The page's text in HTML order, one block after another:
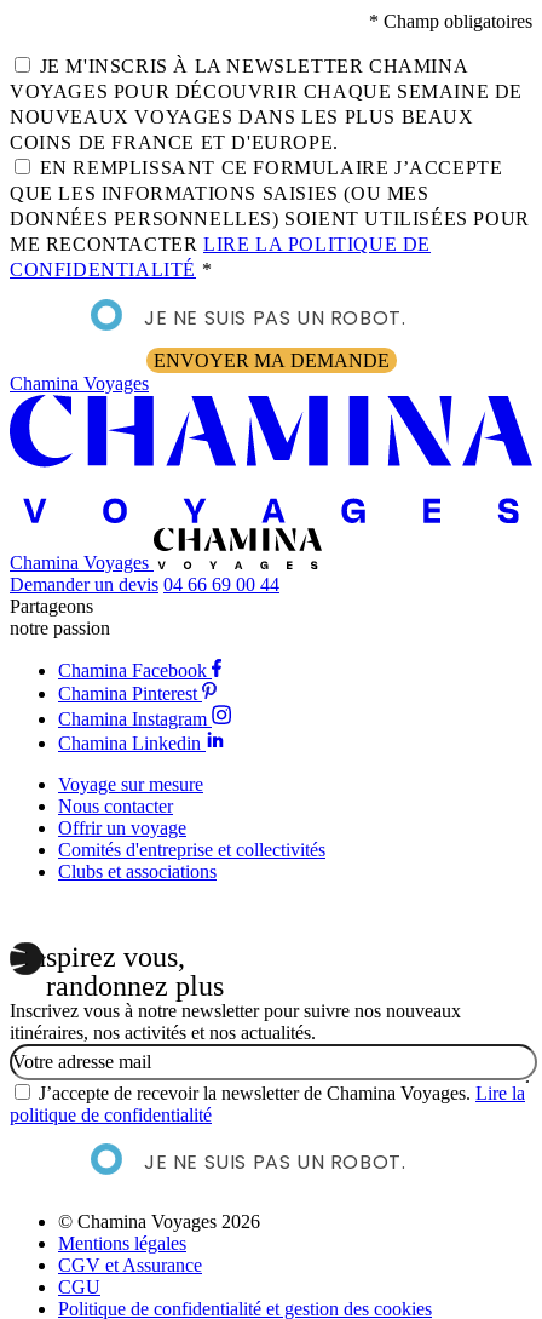
* Champ obligatoires
JE M'INSCRIS À LA NEWSLETTER CHAMINA
VOYAGES POUR DÉCOUVRIR CHAQUE SEMAINE DE
NOUVEAUX VOYAGES DANS LES PLUS BEAUX
COINS DE FRANCE ET D'EUROPE.
EN REMPLISSANT CE FORMULAIRE J’ACCEPTE
QUE LES INFORMATIONS SAISIES (OU MES
DONNÉES PERSONNELLES) SOIENT UTILISÉES POUR
ME RECONTACTERLIRE LA POLITIQUE DE
CONFIDENTIALITÉ *
JE NE SUIS PAS UN ROBOT.
ENVOYER MA DEMANDE
Chamina Voyages
Chamina Voyages
Demander un devis 04 66 69 00 44
Partageons
notre passion
Chamina Facebook
Chamina Pinterest
Chamina Instagram
Chamina Linkedin
Voyage sur mesure
Nous contacter
Offrir un voyage
Comités d'entreprise et collectivités
Clubs et associations
Inspirez vous,
randonnez plus
Inscrivez vous à notre newsletter pour suivre nos nouveaux
itinéraires, nos activités et nos actualités.
Email
J’accepte de recevoir la newsletter de Chamina Voyages. Lire la
politique de confidentialité
JE NE SUIS PAS UN ROBOT.
© Chamina Voyages 2026
Mentions légales
CGV et Assurance
CGU
Politique de confidentialité et gestion des cookies